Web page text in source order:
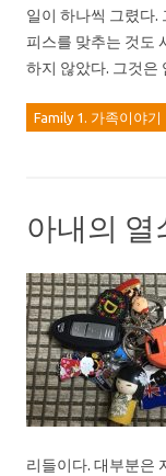
일이 하나씩 그렸다.
피스를 맞추는 것도
하지 않았다. 그것
Family 1. 가족이야기
아내의 열
리들이다. 대부분은